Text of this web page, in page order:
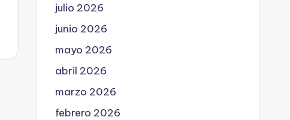
julio 2026
junio 2026
mayo 2026
abril 2026
marzo 2026
febrero 2026